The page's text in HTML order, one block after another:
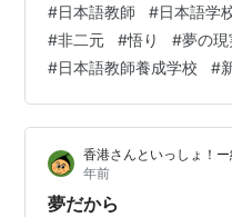
僚の先生や生徒達に助け
けることができた。 やん
十歳前後で、 僕からする
いらしい。 そして新学期
とにした。 今の学校は、
大好きなのだが、 た…
#日本語教師 #日本語学
#非二元 #悟り #夢の現
#日本語教師養成学校 #
香港さんといっしょ！
年前
夢だから